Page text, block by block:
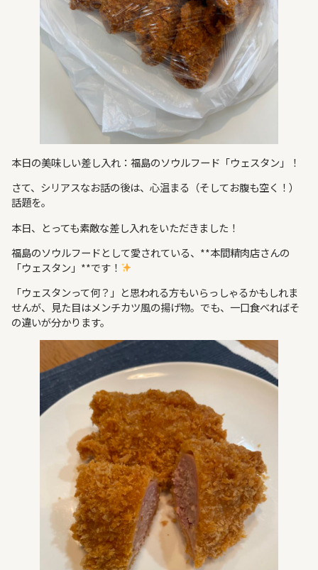
本日の美味しい差し入れ：福島のソウルフード「ウェスタン」！
さて、シリアスなお話の後は、心温まる（そしてお腹も空く！）
話題を。
本日、とっても素敵な差し入れをいただきました！
福島のソウルフードとして愛されている、**本間精肉店さんの
「ウェスタン」**です！
「ウェスタンって何？」と思われる方もいらっしゃるかもしれま
せんが、見た目はメンチカツ風の揚げ物。でも、一口食べればそ
の違いが分かります。